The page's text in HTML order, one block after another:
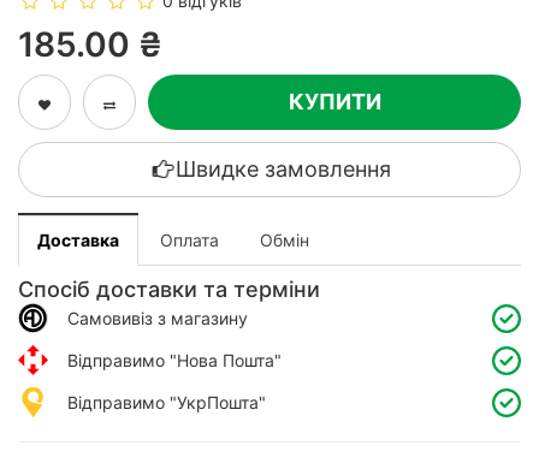
185.00 ₴
КУПИТИ
Швидке замовлення
Доставка Оплата Обмін
Спосіб доставки та терміни
Самовивіз з магазину
Відправимо "Нова Пошта"
Відправимо "УкрПошта"